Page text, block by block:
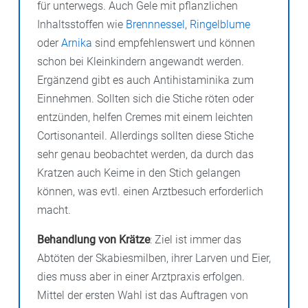
entwickeln. Allergische Reaktionen wieAsthmaoder
Nesselsucht sind möglich, aber selten.
die Beine betroffen.
dünnen Körperstellen wie z. B. zwischen Fingern und
Zehen, inneren Analregion. Oft entsteht ein
generalisierter Juckreiz als Immunantwort auf die
Krätzemilben.
für unterwegs. Auch Gele mit pflanzlichen
Inhaltsstoffen wie Brennnessel, Ringelblume
oder Arnika sind empfehlenswert und können
schon bei Kleinkindern angewandt werden.
Ergänzend gibt es auch Antihistaminika zum
Einnehmen. Sollten sich die Stiche röten oder
entzünden, helfen Cremes mit einem leichten
Cortisonanteil. Allerdings sollten diese Stiche
sehr genau beobachtet werden, da durch das
Kratzen auch Keime in den Stich gelangen
können, was evtl. einen Arztbesuch erforderlich
macht.
Behandlung von Krätze: Ziel ist immer das
Abtöten der Skabiesmilben, ihrer Larven und Eier,
dies muss aber in einer Arztpraxis erfolgen.
Mittel der ersten Wahl ist das Auftragen von